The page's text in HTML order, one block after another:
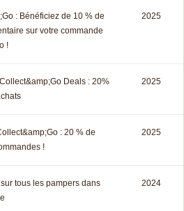
: Bénéficiez de 10 % de
sur votre commande
!
2025
Deals : 20%
2025
: 20 % de
!
2025
tous les pampers dans
2024